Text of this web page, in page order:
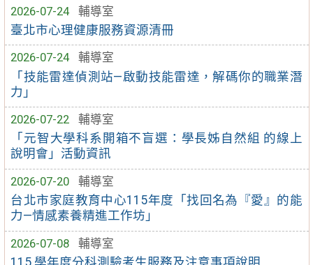
2026-07-24
輔導室
臺北市心理健康服務資源清冊
2026-07-24
輔導室
「技能雷達偵測站—啟動技能雷達，解碼你的職業潛
力」
2026-07-22
輔導室
「元智大學科系開箱不盲選：學長姊自然組 的線上
說明會」活動資訊
2026-07-20
輔導室
台北市家庭教育中心115年度「找回名為『愛』的能
力—情感素養精進工作坊」
2026-07-08
輔導室
115 學年度分科測驗考生服務及注意事項說明